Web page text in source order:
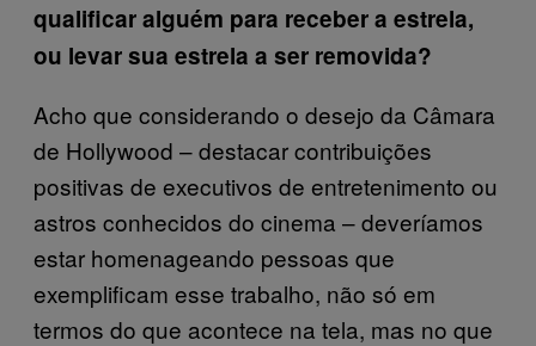
qualificar alguém para receber a estrela,
ou levar sua estrela a ser removida?
Acho que considerando o desejo da Câmara
de Hollywood – destacar contribuições
positivas de executivos de entretenimento ou
astros conhecidos do cinema – deveríamos
estar homenageando pessoas que
exemplificam esse trabalho, não só em
termos do que acontece na tela, mas no que